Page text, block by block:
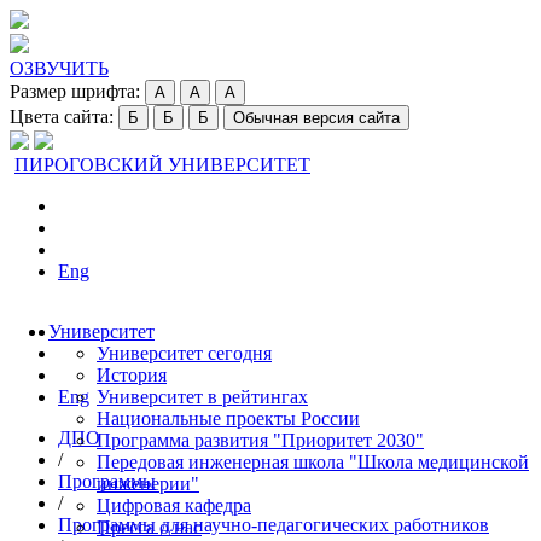
ОЗВУЧИТЬ
Размер шрифта:
A A A
Цвета сайта: Б Б Б Обычная версия сайта
ПИРОГОВСКИЙ УНИВЕРСИТЕТ
Eng
Университет
Университет сегодня
История
Университет в рейтингах
Национальные проекты России
Программа развития "Приоритет 2030"
Передовая инженерная школа "Школа медицинской
инженерии"
Цифровая кафедра
Пресса о нас
Eng
ДПО
/
Программы
/
Программы для научно-педагогических работников